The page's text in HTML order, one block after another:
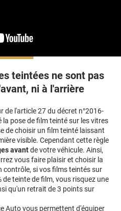
teintées ne sont pas
ni à l'arrière
de l'article 27 du décret n°2016-
pose de film teinté sur les vitres
de choisir un film teinté laissant
visible. Cependant cette règle
avantde votre véhicule. Ainsi,
vous faire plaisir et choisir la
contrôle, si vos films teintés sur
teinte de film, vous risquez une
qu'un retrait de 3 points sur
Auto vous permettent d'équiper